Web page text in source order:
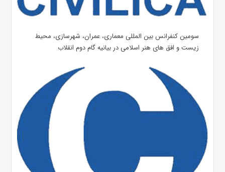
سومین کنفرانس بین المللی معماری، عمران، شهرسازی، محیط
زیست و افق های هنر اسلامی در بیانیه گام دوم انقلاب